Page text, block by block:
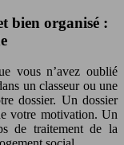
bien organisé :
vous n’avez oublié
un classeur ou une
dossier. Un dossier
votre motivation. Un
de traitement de la